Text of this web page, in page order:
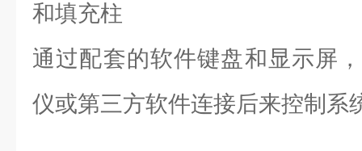
和填充柱
通过配套的软件键盘和显示屏
仪或第三方软件连接后来控制系